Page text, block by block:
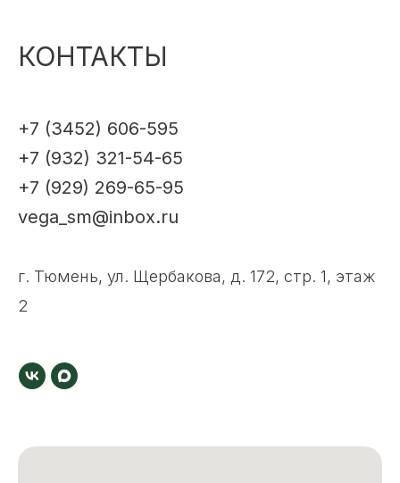
КОНТАКТЫ
+7 (3452) 606-595
+7 (932) 321-54-65
+7 (929) 269-65-95
vega_sm@inbox.ru
г. Тюмень, ул. Щербакова, д. 172, стр. 1, этаж
2